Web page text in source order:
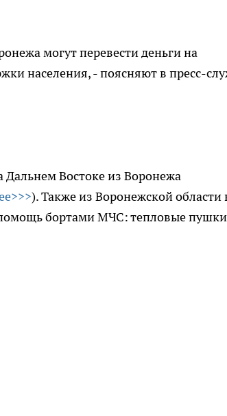
могут перевести деньги на
населения, - поясняют в пресс-
Дальнем Востоке из Воронежа
). Также из Воронежской области
бортами МЧС: тепловые